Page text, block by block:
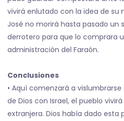
vivirá enlutado con la idea de su
José no morirá hasta pasado un
derrotero para que lo comprara
administración del Faraón.
Conclusiones
• Aquí comenzará a
de Dios con Israel, el pueblo
extranjera. Dios había dado esta